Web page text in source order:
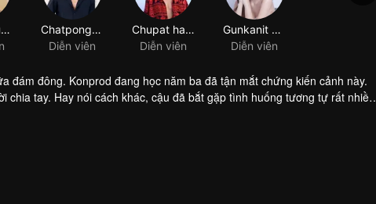
Phadtraruengrid Namwongyot
Chatpong Harnharuiharn
Diễn viên
Chupat harnharuharn
Diễn viên
Gunkanit mangmee
Diễn viên
đám đông. Konprod đang học năm ba đã tận mắt chứng kiến cảnh này.
tay. Hay nói cách khác, cậu đã bắt gặp tình huống tương tự rất nhiều
khổ như vậy trong thời gian dài mà cậu không có quyền gì để xen vào...